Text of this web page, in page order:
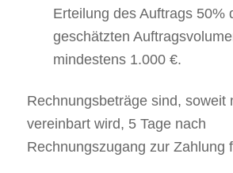
Erteilung des Auftrags 50%
geschätzten
mindestens 1.000 €.
Rechnungsbeträge sind, soweit
vereinbart wird, 5 Tage nach
Rechnungszugang zur Zahlung